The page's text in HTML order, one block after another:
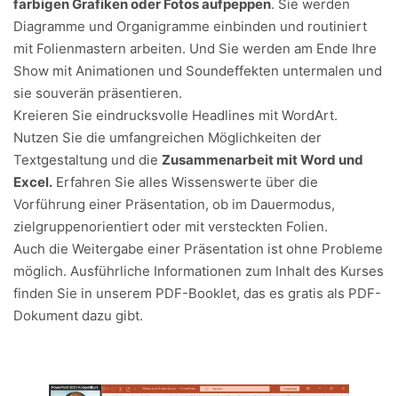
farbigen Grafiken oder Fotos aufpeppen. Sie werden
Diagramme und Organigramme einbinden und routiniert
mit Folienmastern arbeiten. Und Sie werden am Ende Ihre
Show mit Animationen und Soundeffekten untermalen und
sie souverän präsentieren.
Kreieren Sie eindrucksvolle Headlines mit WordArt.
Nutzen Sie die umfangreichen Möglichkeiten der
Textgestaltung und die Zusammenarbeit mit Word und
Excel. Erfahren Sie alles Wissenswerte über die
Vorführung einer Präsentation, ob im Dauermodus,
zielgruppenorientiert oder mit versteckten Folien.
Auch die Weitergabe einer Präsentation ist ohne Probleme
möglich. Ausführliche Informationen zum Inhalt des Kurses
finden Sie in unserem PDF-Booklet, das es gratis als PDF-
Dokument dazu gibt.